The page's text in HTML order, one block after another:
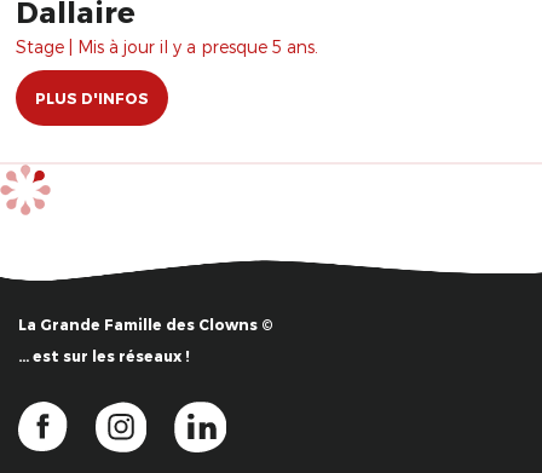
Dallaire
Stage | Mis à jour il y a presque 5 ans.
PLUS D'INFOS
La Grande Famille des Clowns ©
… est sur les réseaux !